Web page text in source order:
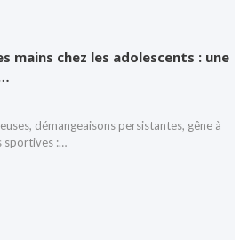
mains chez les adolescents : une
démangeaisons persistantes, gêne à
sportives :…